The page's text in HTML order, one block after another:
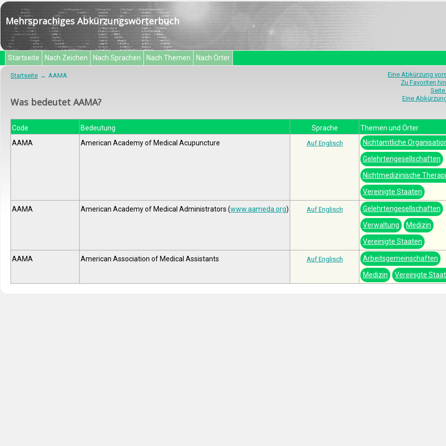
Mehrsprachiges Abkürzungswörterbuch
Startseite Nach Zeichen Nach Sprachen Nach Themen Nach Örter
Eine Abkürzung
Zu Favoriten
Eine
Startseite AAMA
Was bedeutet AAMA?
Code Bedeutung Sprache
Themen und Örter
AAMA
American Academy of Medical Acupuncture Auf Englisch Nichtamtliche
Gelehrtengesellschaften
Nichtmedizinische
Vereinigte Staaten
AAMA American Academy of Medical Administrators (www.aameda.org) Auf Englisch Gelehrtengesellschaften
Verwaltung Medizin
Vereinigte Staaten
AAMA American Association of Medical Assistants Auf Englisch Arbeitsgemeinschaften
Medizin Vereinigte